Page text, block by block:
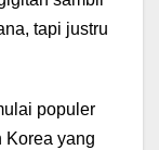
tapi justru
populer
Korea yang